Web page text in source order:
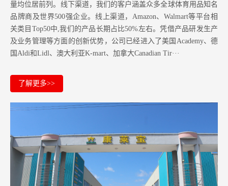
量均位居前列。 线下渠道，我们的客户涵盖众多全球体育用品知名
品牌商及世界500强企业。 线上渠道，Amazon、Walmart等平台相
关类目Top50中,我们的产品长期占比50%左右。凭借产品研发生产
及业务管理等方面的创新优势，公司已经进入了美国Academy、德
国Aldi和Lidl、澳大利亚K-mart、加拿大Canadian Tir···
了解更多>>